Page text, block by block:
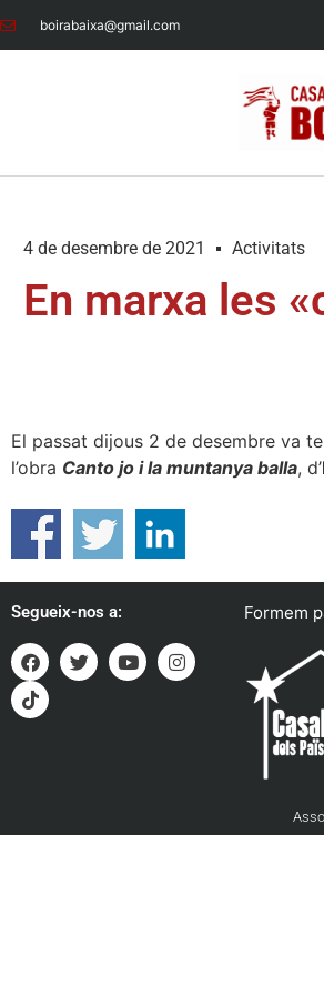
boirabaixa@gmail.com
4 de desembre de 2021 Activitats
En marxa les
El passat dijous 2 de desembre va
l’obra Canto jo i la muntanya balla, d’
Segueix-nos a: Formem